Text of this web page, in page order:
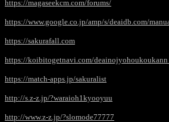
https://magaseekcm.com/forums/
https://www.google.co.jp/amp/s/deaidb.com/
https://sakurafall.com
https://koibitogetnavi.com/
https://match-apps.jp/sakuralist
http://s.z-z.jp/?waraioh1kyooyuu
http://www.z-z.jp/?slomode77777